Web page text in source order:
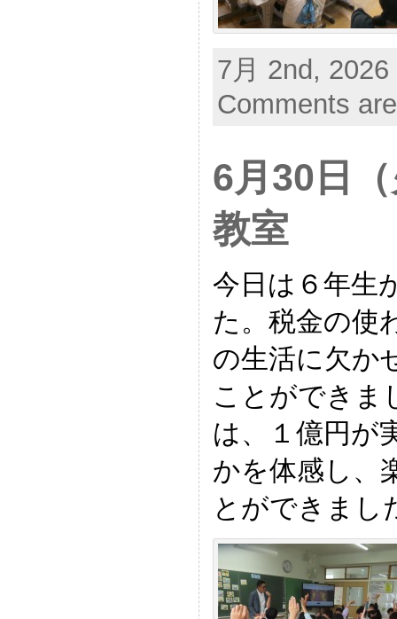
7月 2nd,
Comments
6月30日
教室
今日は６年生
た。税金の使
の生活に欠か
ことができま
は、１億円が
かを体感し、
とができまし